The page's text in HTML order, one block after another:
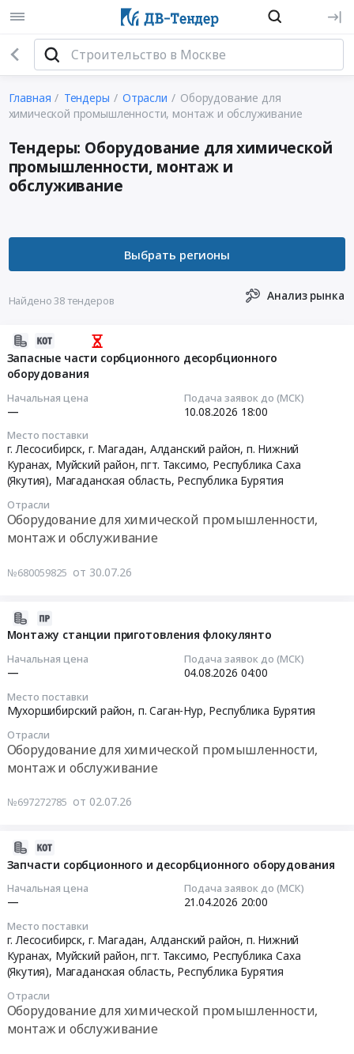
Главная Тендеры Отрасли
Оборудование для
химической промышленности, монтаж и обслуживание
Тендеры: Оборудование для химической
промышленности, монтаж и
обслуживание
Найдено 38 тендеров Анализ рынка
Запасные части сорбционного десорбционного
оборудования
Начальная цена
—
Подача заявок до (МСК)
10.08.2026 18:00
Место поставки
г. Лесосибирск, г. Магадан, Алданский район, п. Нижний
Куранах, Муйский район, пгт. Таксимо, Республика Саха
(Якутия), Магаданская область, Республика Бурятия
Отрасли
Оборудование для химической промышленности,
монтаж и обслуживание
№680059825 от 30.07.26
Монтажу станции приготовления флокулянто
Начальная цена
—
Подача заявок до (МСК)
04.08.2026 04:00
Место поставки
Мухоршибирский район, п. Саган-Нур, Республика Бурятия
Отрасли
Оборудование для химической промышленности,
монтаж и обслуживание
№697272785 от 02.07.26
Запчасти сорбционного и десорбционного оборудования
Начальная цена
—
Подача заявок до (МСК)
21.04.2026 20:00
Место поставки
г. Лесосибирск, г. Магадан, Алданский район, п. Нижний
Куранах, Муйский район, пгт. Таксимо, Республика Саха
(Якутия), Магаданская область, Республика Бурятия
Отрасли
Оборудование для химической промышленности,
монтаж и обслуживание